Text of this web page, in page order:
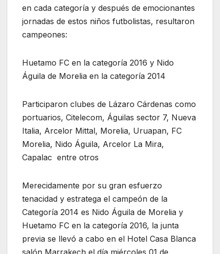
en cada categoría y después de emocionantes
jornadas de estos niños futbolistas, resultaron
campeones:
Huetamo FC en la categoría 2016 y Nido
Águila de Morelia en la categoría 2014
Participaron clubes de Lázaro Cárdenas como
portuarios, Citelecom, Águilas sector 7, Nueva
Italia, Arcelor Mittal, Morelia, Uruapan, FC
Morelia, Nido Águila, Arcelor La Mira,
Capalac entre otros
Merecidamente por su gran esfuerzo
tenacidad y estratega el campeón de la
Categoría 2014 es Nido Águila de Morelia y
Huetamo FC en la categoría 2016, la junta
previa se llevó a cabo en el Hotel Casa Blanca
salón Marrakech el día miércoles 01 de